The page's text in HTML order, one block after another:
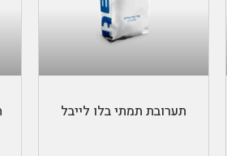
בחר אפשרויות
תערובת תמתי בלו לייבל